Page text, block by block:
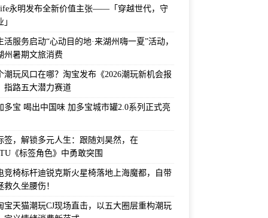
永明发布全新价值主张——「穿越世代，守
活服务启动“心动目的地·来湖州嗨一夏”活动，
州暑期文旅消费
潮玩风口在哪？淘宝发布《2026潮玩新机会报
指路五大潜力赛道
多宝 喝出中国味 加多宝城市罐2.0系列正式亮
签，解锁多元人生：跟随刘昊然，在
《标签角色》中勇敢突围
竞椅标杆迪锐克斯火星椅落地上海魔都，自带
救久坐腰伤！
宝天猫潮玩CJ现场直击，以五大圈层重构潮玩